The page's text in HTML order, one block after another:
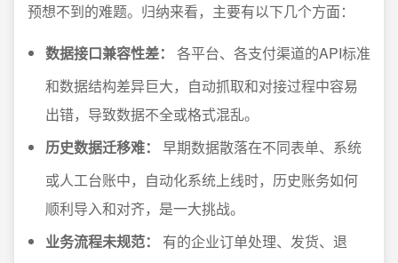
预想不到的难题。归纳来看，主要有以下几个方面：
数据接口兼容性差：
各平台、各支付渠道的API标准
和数据结构差异巨大，自动抓取和对接过程中容易
出错，导致数据不全或格式混乱。
历史数据迁移难：
早期数据散落在不同表单、系统
或人工台账中，自动化系统上线时，历史账务如何
顺利导入和对齐，是一大挑战。
业务流程未规范：
有的企业订单处理、发货、退